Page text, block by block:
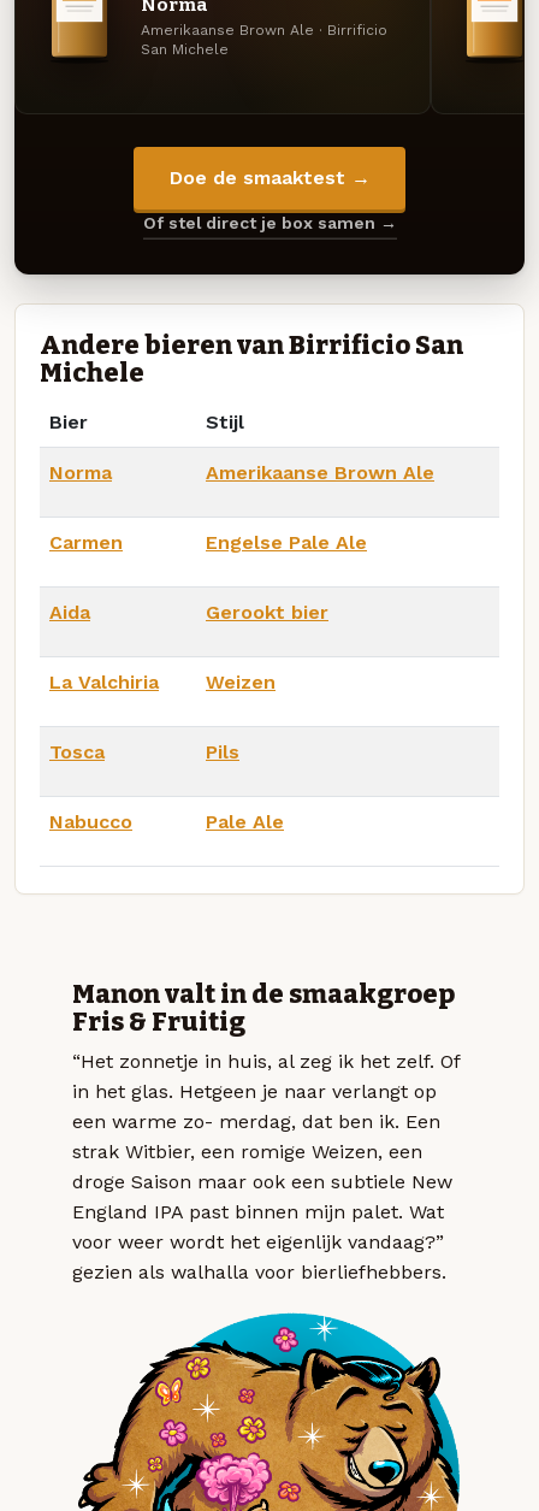
Norma
Amerikaanse Brown Ale · Birrificio
San Michele
Doe de smaaktest →
Of stel direct je box samen →
Andere bieren van Birrificio San
Michele
Bier Stijl
Norma Amerikaanse Brown Ale
Carmen Engelse Pale Ale
Aida Gerookt bier
La Valchiria Weizen
Tosca Pils
Nabucco Pale Ale
Manon valt in de smaakgroep
Fris & Fruitig
“Het zonnetje in huis, al zeg ik het zelf. Of
in het glas. Hetgeen je naar verlangt op
een warme zo- merdag, dat ben ik. Een
strak Witbier, een romige Weizen, een
droge Saison maar ook een subtiele New
England IPA past binnen mijn palet. Wat
voor weer wordt het eigenlijk vandaag?”
gezien als walhalla voor bierliefhebbers.